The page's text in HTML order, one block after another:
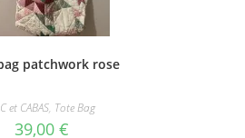
patchwork rose
et CABAS, Tote Bag
39,00 €